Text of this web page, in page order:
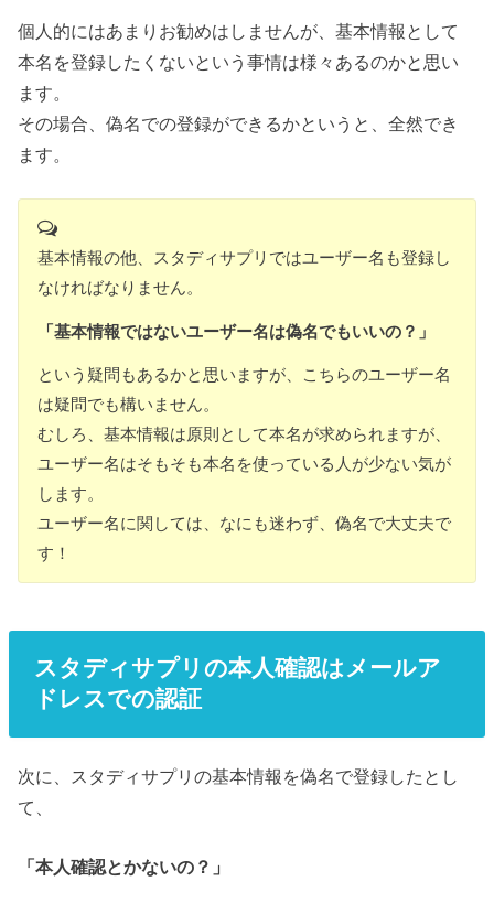
個人的にはあまりお勧めはしませんが、基本情報として
本名を登録したくないという事情は様々あるのかと思い
ます。
その場合、偽名での登録ができるかというと、全然でき
ます。
基本情報の他、スタディサプリではユーザー名も登録し
なければなりません。
「基本情報ではないユーザー名は偽名でもいいの？」
という疑問もあるかと思いますが、こちらのユーザー名
は疑問でも構いません。
むしろ、基本情報は原則として本名が求められますが、
ユーザー名はそもそも本名を使っている人が少ない気が
します。
ユーザー名に関しては、なにも迷わず、偽名で大丈夫で
す！
スタディサプリの本人確認はメールア
ドレスでの認証
次に、スタディサプリの基本情報を偽名で登録したとし
て、
「本人確認とかないの？」